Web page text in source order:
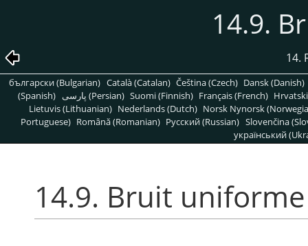
14.9.
14.
български (Bulgarian) Català (Catalan) Čeština (Czech) Dansk (Danish)
(Spanish)
پارسی (Persian) Suomi (Finnish) Français (French)
Lietuvis (Lithuanian) Nederlands (Dutch) Norsk Nynorsk
Portuguese) Română (Romanian) Pусский (Russian) Slovenčina
український
14.9. Bruit uniforme